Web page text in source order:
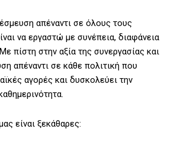
απέναντι σε όλους τους
να εργαστώ με συνέπεια, διαφάνεια
πίστη στην αξία της συνεργασίας και
απέναντι σε κάθε πολιτική που
αγορές και δυσκολεύει την
είναι ξεκάθαρες: